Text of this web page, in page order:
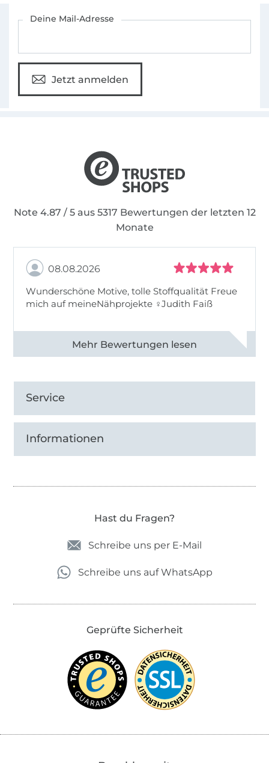
Deine Mail-Adresse
Jetzt anmelden
Note 4.87 / 5 aus 5317 Bewertungen der letzten 12
Monate
08.08.2026
Wunderschöne Motive, tolle Stoffqualität Freue
mich auf meineNähprojekte ♀Judith Faiß
Alle 82990 Bewertungen ansehen
Service
Informationen
Hast du Fragen?
Schreibe uns per E-Mail
Schreibe uns auf WhatsApp
Geprüfte Sicherheit